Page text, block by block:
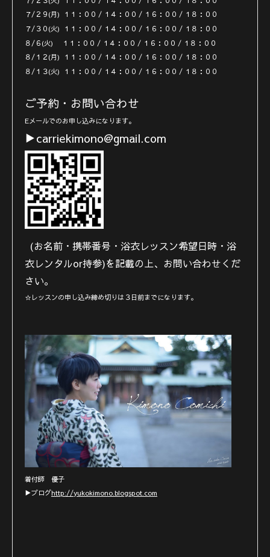
７/２９(月) １１：００ / １４：００ / １６：００ / １８：００
７/３０(火) １１：００ / １４：００ / １６：００ / １８：００
８/６(火) １１：００ / １４：００ / １６：００ / １８：００
８/１２(月) １１：００ / １４：００ / １６：００ / １８：００
８/１３(火) １１：００ / １４：００ / １６：００ / １８：００
ご予約・お問い合わせ
Eメールでのお申し込みになります。
▶︎carriekimono@gmail.com
(お名前・携帯番号・浴衣レッスン希望日時・浴
衣レンタルor持参)を記載の上、お問い合わせくだ
さい。
☆レッスンの申し込み締め切りは３日前までになります。
着付師 優子
▶︎ブログhttp://yukokimono.blogspot.com